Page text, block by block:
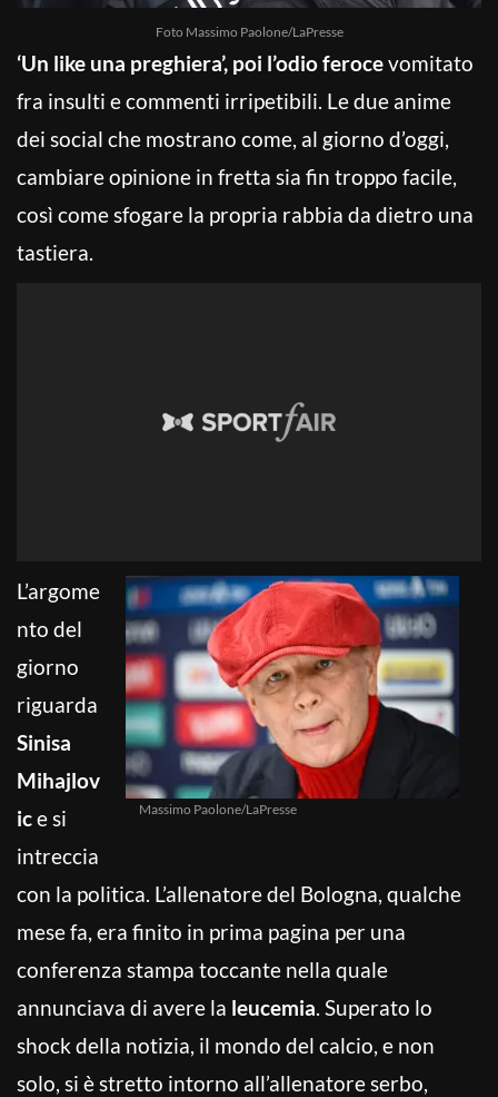
Foto Massimo Paolone/LaPresse
‘Un like una preghiera’, poi l’odio ferocevomitato
fra insulti e commenti irripetibili. Le due anime
dei social che mostrano come, al giorno d’oggi,
cambiare opinione in fretta sia fin troppo facile,
così come sfogare la propria rabbia da dietro una
tastiera.
Massimo Paolone/LaPresse
L’argome
nto del
giorno
riguarda
Sinisa
Mihajlov
ice si
intreccia
con la politica. L’allenatore del Bologna, qualche
mese fa, era finito in prima pagina per una
conferenza stampa toccante nella quale
annunciava di avere la leucemia. Superato lo
shock della notizia, il mondo del calcio, e non
solo, si è stretto intorno all’allenatore serbo,